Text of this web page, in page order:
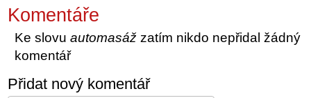
Komentáře
Ke slovuautomasáž zatím nikdo nepřidal žádný
komentář
Přidat nový komentář